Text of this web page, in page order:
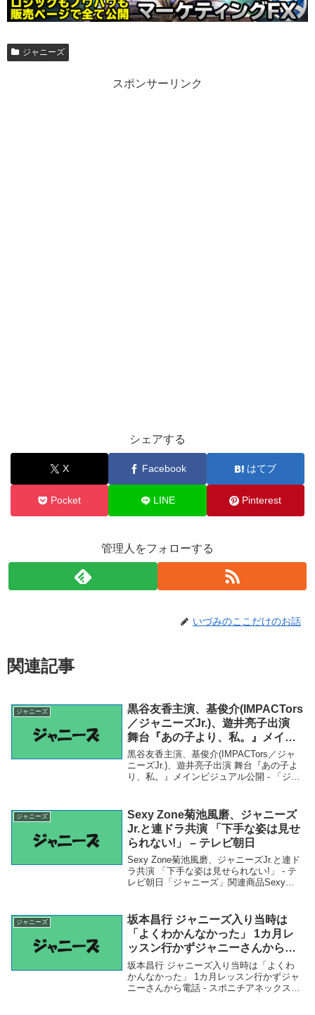
ジャニーズ
スポンサーリンク
シェアする
X Facebook はてブ
Pocket LINE Pinterest
管理人をフォローする
いづみのここだけのお話
関連記事
ジャニーズ
黒谷友香主演、基俊介(IMPACTors
／ジャニーズJr.)、遊井亮子出演
舞台『あの子より、私。』メイン
ビジュアル公開 –
黒谷友香主演、基俊介(IMPACTors／ジャ
ニーズJr.)、遊井亮子出演 舞台『あの子よ
り、私。』メインビジュアル公開 - 「ジャ
演 舞台『あの子より...
ジャニーズ
Sexy Zone菊池風磨、ジャニーズ
Jr.と連ドラ共演 「下手な姿は見せ
られない!」 – テレビ朝日
Sexy Zone菊池風磨、ジャニーズJr.と連ド
ラ共演 「下手な姿は見せられない!」 - テ
レビ朝日「ジャニーズ」関連商品Sexy
朝日 Sexy Z...
ジャニーズ
坂本昌行 ジャニーズ入り当時は
「よくわかんなかった」 1カ月レ
ッスン行かずジャニーさんから電
話 – スポニチアネックス Sponichi
Annex
坂本昌行 ジャニーズ入り当時は「よくわ
かんなかった」 1カ月レッスン行かずジャ
ニーさんから電話 - スポニチアネックス